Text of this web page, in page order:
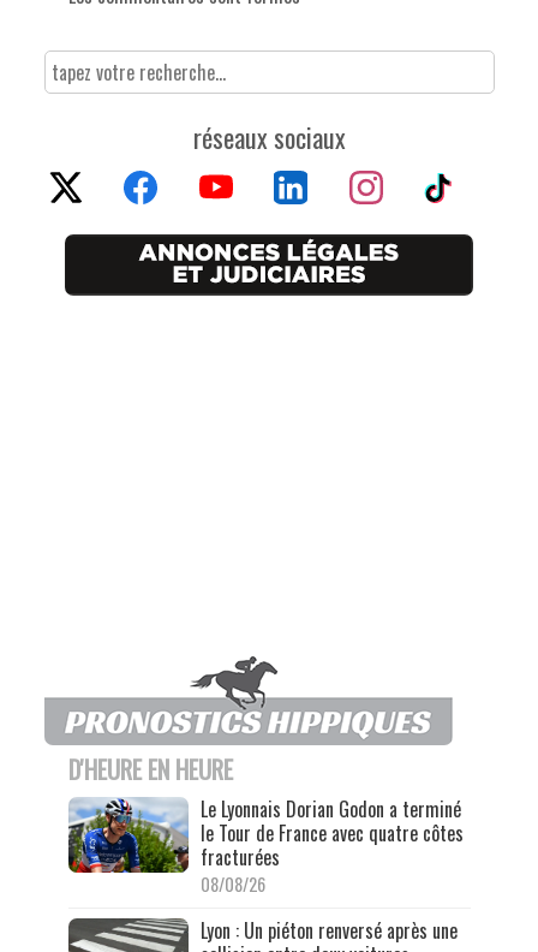
réseaux sociaux
D'HEURE EN HEURE
Le Lyonnais Dorian Godon a terminé
le Tour de France avec quatre côtes
fracturées
08/08/26
Lyon : Un piéton renversé après une